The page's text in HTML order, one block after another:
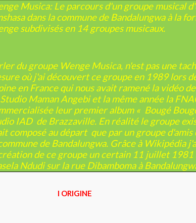
Musica: Le parcours d'un groupe musical
dans la commune de Bandalungwa à la
subdivisés en 14 groupes musicaux.
du groupe Wenge Musica, n'est pas une
où j'ai découvert ce groupe en 1989 lors
en France qui nous avait ramené la vidéo
Maman Angebi et la même année la
leur premier album « Bougé
IAD de Brazzaville. En réalité le groupe
composé au départ que par un groupe
de Bandalungwa. Grâce à Wikipédia
de ce groupe un certain 11 juillet
Ndudi sur la rue Dibamboma à
I ORIGINE